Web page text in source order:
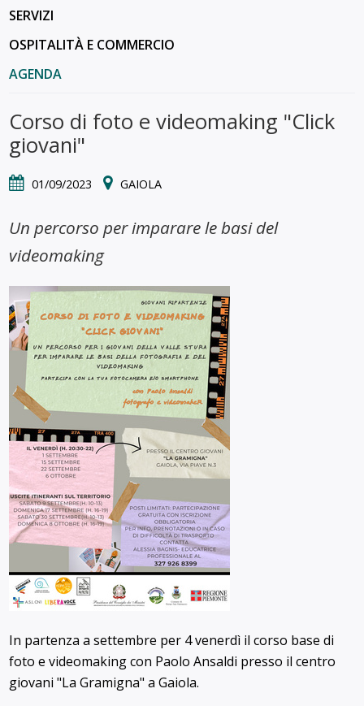
SERVIZI
OSPITALITÀ E COMMERCIO
AGENDA
Corso di foto e videomaking "Click
giovani"
01/09/2023 GAIOLA
Un percorso per imparare le basi del
videomaking
In partenza a settembre per 4 venerdì il corso base di
foto e videomaking con Paolo Ansaldi presso il centro
giovani "La Gramigna" a Gaiola.